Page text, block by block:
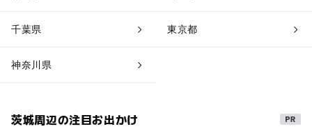
千葉県 東京都
神奈川県
茨城周辺の注目お出かけ